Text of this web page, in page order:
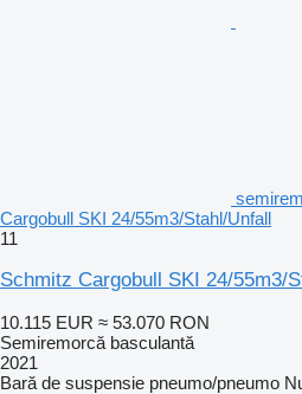
Cargobull SKI 24/55m3/Stahl/Unfall
11
Schmitz Cargobull SKI 24/55m3/
10.115 EUR ≈ 53.070 RON
Semiremorcă basculantă
2021
Bară de suspensie pneumo/pneumo